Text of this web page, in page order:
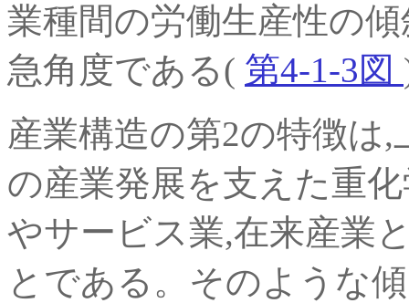
業種間の労働生産性の
急角度である( 第4-1-3図
産業構造の第2の特徴は
の産業発展を支えた重
やサービス業,在来産業
とである。そのような